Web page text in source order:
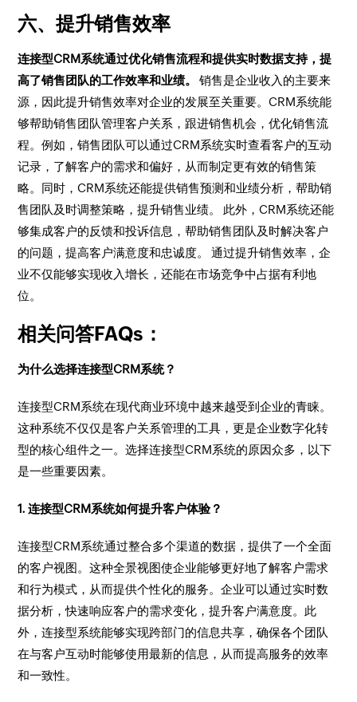
六、提升销售效率
连接型CRM系统通过优化销售流程和提供实时数据支持，提
高了销售团队的工作效率和业绩。
销售是企业收入的主要来
源，因此提升销售效率对企业的发展至关重要。CRM系统能
够帮助销售团队管理客户关系，跟进销售机会，优化销售流
程。例如，销售团队可以通过CRM系统实时查看客户的互动
记录，了解客户的需求和偏好，从而制定更有效的销售策
略。同时，CRM系统还能提供销售预测和业绩分析，帮助销
售团队及时调整策略，提升销售业绩。 此外，CRM系统还能
够集成客户的反馈和投诉信息，帮助销售团队及时解决客户
的问题，提高客户满意度和忠诚度。 通过提升销售效率，企
业不仅能够实现收入增长，还能在市场竞争中占据有利地
位。
相关问答FAQs：
为什么选择连接型CRM系统？
连接型CRM系统在现代商业环境中越来越受到企业的青睐。
这种系统不仅仅是客户关系管理的工具，更是企业数字化转
型的核心组件之一。选择连接型CRM系统的原因众多，以下
是一些重要因素。
1. 连接型CRM系统如何提升客户体验？
连接型CRM系统通过整合多个渠道的数据，提供了一个全面
的客户视图。这种全景视图使企业能够更好地了解客户需求
和行为模式，从而提供个性化的服务。企业可以通过实时数
据分析，快速响应客户的需求变化，提升客户满意度。此
外，连接型系统能够实现跨部门的信息共享，确保各个团队
在与客户互动时能够使用最新的信息，从而提高服务的效率
和一致性。